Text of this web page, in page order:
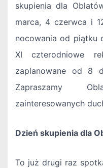
skupienia dla
marca, 4 czerwca i
nocowania od piątku
XI czterodniowe
zaplanowane od 8
Zapraszamy
zainteresowanych
Dzień skupienia dla
To już drugi raz